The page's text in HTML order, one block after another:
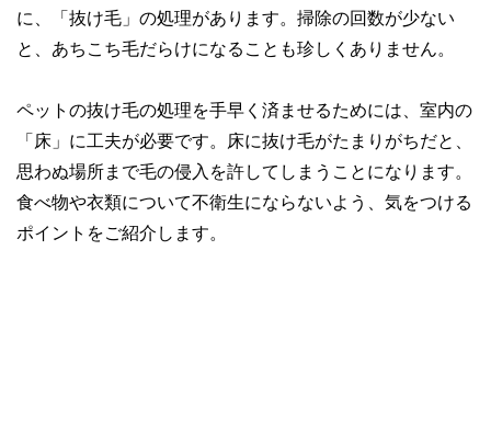
に、「抜け毛」の処理があります。掃除の回数が少ない
と、あちこち毛だらけになることも珍しくありません。
ペットの抜け毛の処理を手早く済ませるためには、室内の
「床」に工夫が必要です。床に抜け毛がたまりがちだと、
思わぬ場所まで毛の侵入を許してしまうことになります。
食べ物や衣類について不衛生にならないよう、気をつける
ポイントをご紹介します。